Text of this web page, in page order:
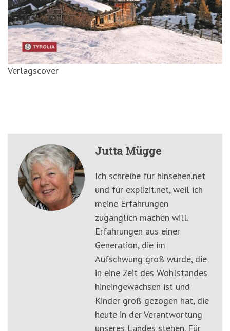
Verlagscover
Jutta Mügge
Ich schreibe für hinsehen.net
und für explizit.net, weil ich
meine Erfahrungen
zugänglich machen will.
Erfahrungen aus einer
Generation, die im
Aufschwung groß wurde, die
in eine Zeit des Wohlstandes
hineingewachsen ist und
Kinder groß gezogen hat, die
heute in der Verantwortung
unseres Landes stehen. Für